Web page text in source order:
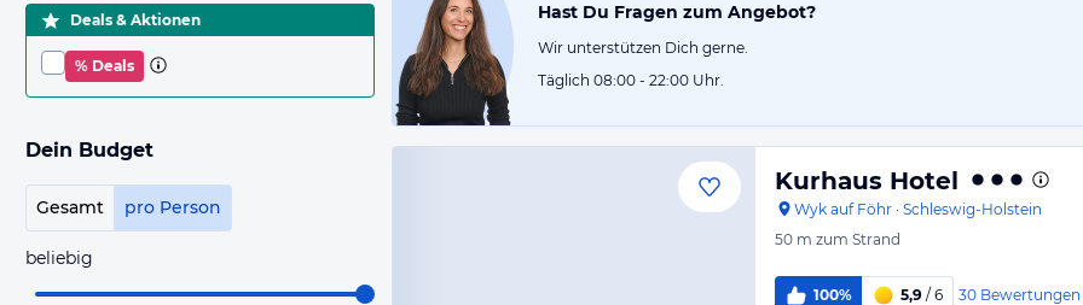
Deals & Aktionen
% Deals
Dein Budget
Gesamt pro Person
beliebig
Hast Du Fragen zum Angebot?
Wir unterstützen Dich gerne.
Täglich 08:00 - 22:00 Uhr.
Kurhaus Hotel
Wyk auf Föhr · Schleswig-Holstein
50 m zum Strand
100% 5,9 / 6 30 Bewertungen